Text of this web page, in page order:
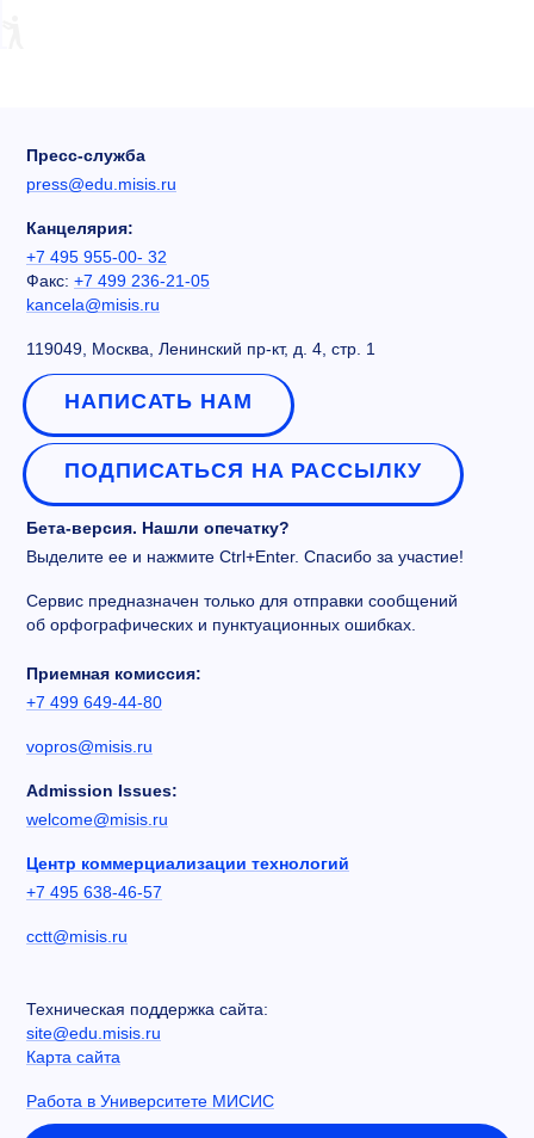
Пресс-служба
press@edu.misis.ru
Канцелярия:
+7 495 955-00- 32
Факс: +7 499 236-21-05
kancela@misis.ru
119049, Москва, Ленинский пр-кт, д. 4, стр. 1
НАПИСАТЬ НАМ
ПОДПИСАТЬСЯ НА РАССЫЛКУ
Бета-версия. Нашли опечатку?
Выделите ее и нажмите Ctrl+Enter. Спасибо за участие!
Сервис предназначен только для отправки сообщений
об орфографических и пунктуационных ошибках.
Приемная комиссия:
+7 499 649-44-80
vopros@misis.ru
Admission Issues:
welcome@misis.ru
Центр коммерциализации технологий
+7 495 638-46-57
cctt@misis.ru
Техническая поддержка сайта:
site@edu.misis.ru
Карта сайта
Работа в Университете МИСИС